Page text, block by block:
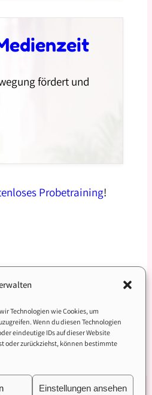
Technologien wie Cookies, um
Wenn du diesen Technologien
eindeutige IDs auf dieser Website
oder zurückziehst, können bestimmte
Einstellungen ansehen
fördert und
Probetraining!